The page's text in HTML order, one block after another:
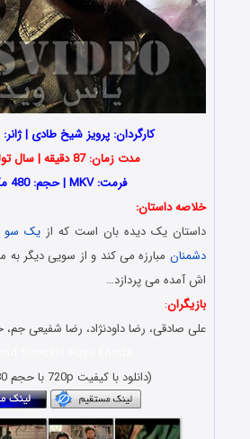
کارگردان: پرویز شیخ طادی |
مدت زمان: 87 دقیقه | سال تولید: 1385
فرمت: MKV | حجم: 480 مگابایت
خلاصه داستان:
داستان یک دیده بان است که از یک سو
دشمنان مبارزه می کند و از سویی دیگر به
اش آمده می پردازد…
بازیگران:
علی صادقی، رضا داودنژاد، رضا شفیعی
(دانلود با کیفیت 720p با حجم 480 مگابایت)